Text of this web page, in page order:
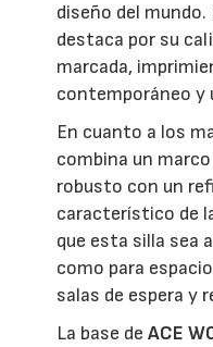
diseño del mundo.
destaca por su
marcada,
contemporáneo y
En cuanto a los
combina un
robusto con un
característico de
que esta silla sea
como para
salas de espera y
La base deACE